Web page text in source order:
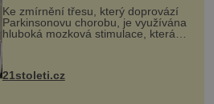
Ke zmírnění třesu, který doprovází
Parkinsonovu chorobu, je využívána
hluboká mozková stimulace, která
však vyžaduje vysoce invazivní
k dostatečně přesnému zacílení ...
21stoleti.cz